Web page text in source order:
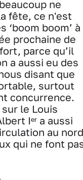
ne
fête, ce n'est
‘boom boom’ à
prochaine de
parce qu’il
a aussi eu des
disant que
surtout
concurrence.
le Louis
Iᵉʳ a aussi
au nord
qui ne font